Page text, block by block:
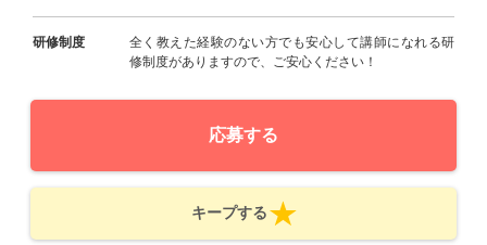
研修制度
全く教えた経験のない方でも安心して講師になれる研
修制度がありますので、ご安心ください！
応募する
キープする